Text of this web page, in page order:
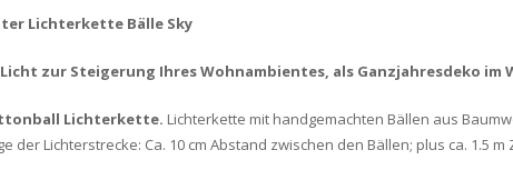
Lichterkette Bälle Sky
zur Steigerung Ihres Wohnambientes, als Ganzjahresdeko im
Lichterkette. Lichterkette mit handgemachten Bällen aus
der Lichterstrecke: Ca. 10 cm Abstand zwischen den Bällen; plus ca. 1.5